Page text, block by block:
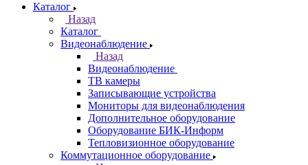
Каталог
Назад
Каталог
Видеонаблюдение
Назад
Видеонаблюдение
ТВ камеры
Записывающие устройства
Мониторы для видеонаблюдения
Дополнительное оборудование
Оборудование БИК-Информ
Тепловизионное оборудование
Коммутационное оборудование